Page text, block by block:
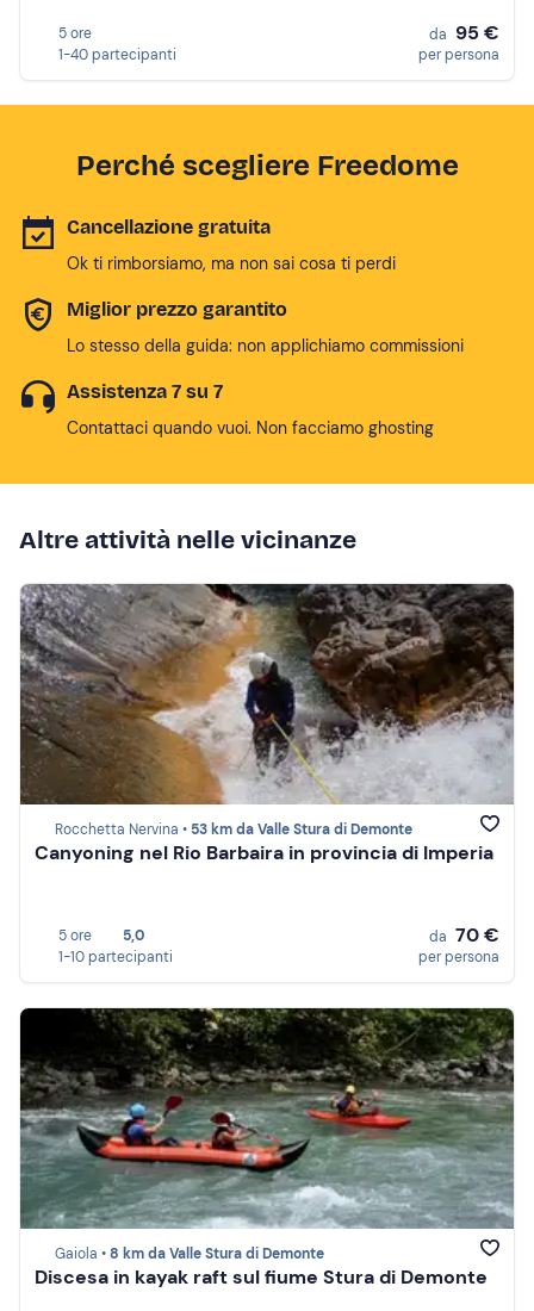
5 ore
1-40 partecipanti
da 95 €
per persona
Perché scegliere Freedome
Cancellazione gratuita
Ok ti rimborsiamo, ma non sai cosa ti perdi
Miglior prezzo garantito
Lo stesso della guida: non applichiamo commissioni
Assistenza 7 su 7
Contattaci quando vuoi. Non facciamo ghosting
Altre attività nelle vicinanze
Rocchetta Nervina • 53 km da Valle Stura di Demonte
Canyoning nel Rio Barbaira in provincia di Imperia
5 ore
5,0
1-10 partecipanti
da 70 €
per persona
Gaiola •8 km da Valle Stura di Demonte
Discesa in kayak raft sul fiume Stura di Demonte